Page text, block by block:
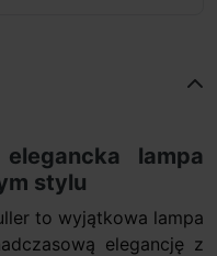
lampa
stylu
to wyjątkowa lampa
elegancję z